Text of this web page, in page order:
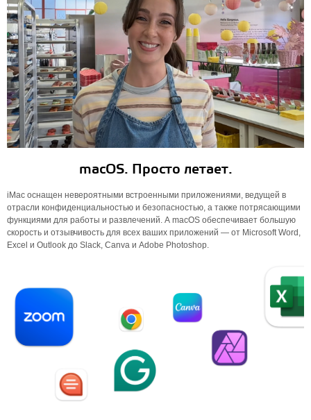
macOS. Просто летает.
iMac оснащен невероятными встроенными приложениями, ведущей в
отрасли конфиденциальностью и безопасностью, а также потрясающими
функциями для работы и развлечений. А macOS обеспечивает большую
скорость и отзывчивость для всех ваших приложений — от Microsoft Word,
Excel и Outlook до Slack, Canva и Adobe Photoshop.